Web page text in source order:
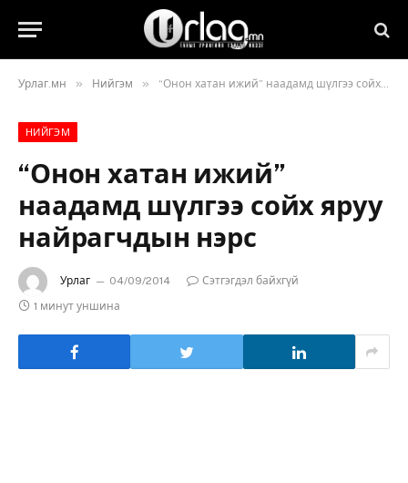
Урлаг.мн » Нийгэм » “Онон хатан ижий” наадамд шүлгээ сойх яруу найрагчдын нэрс
НИЙГЭМ
“Онон хатан ижий”
наадамд шүлгээ сойх яруу
найрагчдын нэрс
Урлаг 04/09/2014
Сэтгэгдэл байхгүй
1 минут уншина